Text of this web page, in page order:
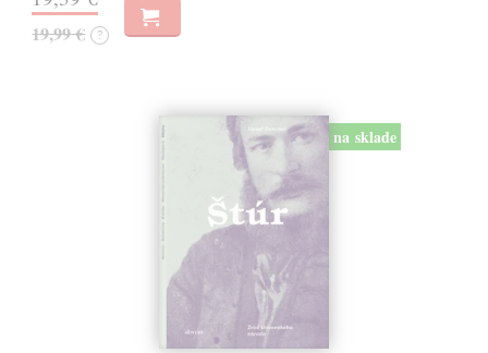
19,99 € ?
na sklade